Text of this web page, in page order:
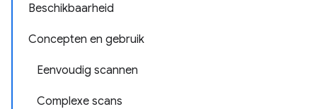
Beschikbaarheid
Concepten en gebruik
Eenvoudig scannen
Complexe scans